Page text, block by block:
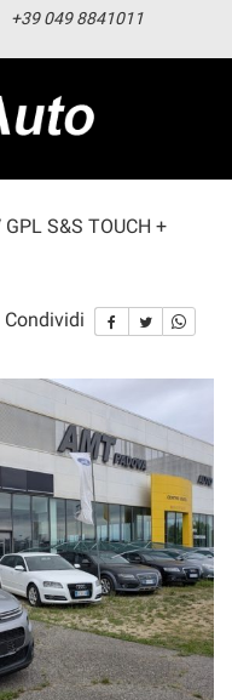
+39 049 8841011
GPL S&S TOUCH +
Condividi